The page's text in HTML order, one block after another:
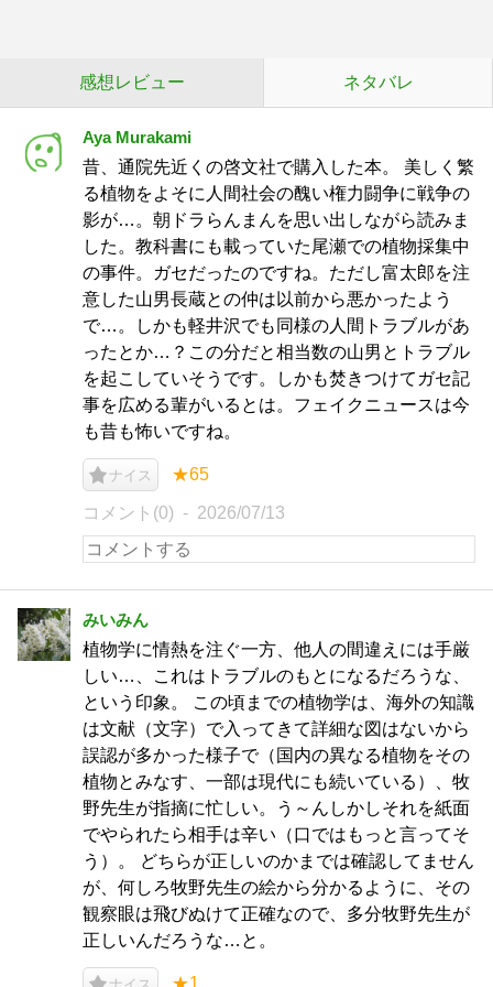
感想レビュー ネタバレ
Aya Murakami
昔、通院先近くの啓文社で購入した本。 美しく繁
る植物をよそに人間社会の醜い権力闘争に戦争の
影が…。朝ドラらんまんを思い出しながら読みま
した。教科書にも載っていた尾瀬での植物採集中
の事件。ガセだったのですね。ただし富太郎を注
意した山男長蔵との仲は以前から悪かったよう
で…。しかも軽井沢でも同様の人間トラブルがあ
ったとか…？この分だと相当数の山男とトラブル
を起こしていそうです。しかも焚きつけてガセ記
事を広める輩がいるとは。フェイクニュースは今
も昔も怖いですね。
ナイス ★65
コメント(0) 2026/07/13
みいみん
植物学に情熱を注ぐ一方、他人の間違えには手厳
しい…、これはトラブルのもとになるだろうな、
という印象。 この頃までの植物学は、海外の知識
は文献（文字）で入ってきて詳細な図はないから
誤認が多かった様子で（国内の異なる植物をその
植物とみなす、一部は現代にも続いている）、牧
野先生が指摘に忙しい。う～んしかしそれを紙面
でやられたら相手は辛い（口ではもっと言ってそ
う）。 どちらが正しいのかまでは確認してません
が、何しろ牧野先生の絵から分かるように、その
観察眼は飛びぬけて正確なので、多分牧野先生が
正しいんだろうな…と。
★1